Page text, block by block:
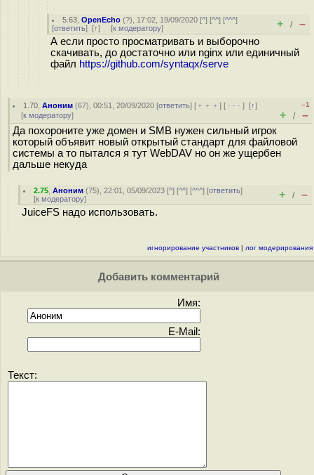
5.63 ,OpenEcho (?), 17:02, 19/09/2020 [^] [^^] [^^^]
[ответить] [↑] [к модератору] + / –
А если просто просматривать и выборочно
скачивать, до достаточно или nginx или единичный
файл https://github.com/syntaqx/serve
1.70 ,Аноним (67), 00:51, 20/09/2020 [ответить] [ ﹢﹢﹢] [ · · ·][↑]
[к модератору]
–1
+ / –
Да похороните уже домен и SMB нужен сильный игрок
который объявит новый открытый стандарт для файловой
системы а то пытался я тут WebDAV но он же ущербен
дальше некуда
2.75 ,Аноним (75), 22:01, 05/09/2023 [^] [^^] [^^^] [ответить]
[к модератору] + / –
JuiceFS надо использовать.
игнорирование участников | лог модерирования
Добавить комментарий
Имя:
E-Mail:
Текст: